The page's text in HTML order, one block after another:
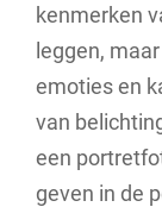
kenmerken
leggen,
emoties en
van
een
geven in de